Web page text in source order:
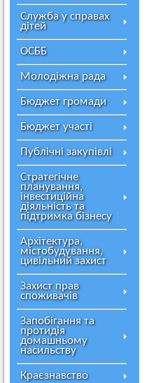
Служба у справах
дітей
ОСББ
Молодіжна рада
Бюджет громади
Бюджет участі
Публічні закупівлі
Стратегічне
планування,
інвестиційна
діяльність та
підтримка бізнесу
Архітектура,
містобудування,
цивільний захист
Захист прав
споживачів
Запобігання та
протидія
домашньому
насильству
Краєзнавство